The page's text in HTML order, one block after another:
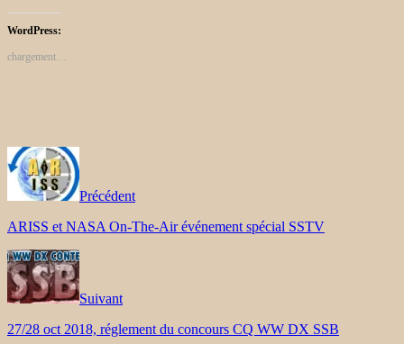
WordPress:
chargement…
Précédent
ARISS et NASA On-The-Air événement spécial SSTV
Suivant
27/28 oct 2018, réglement du concours CQ WW DX SSB